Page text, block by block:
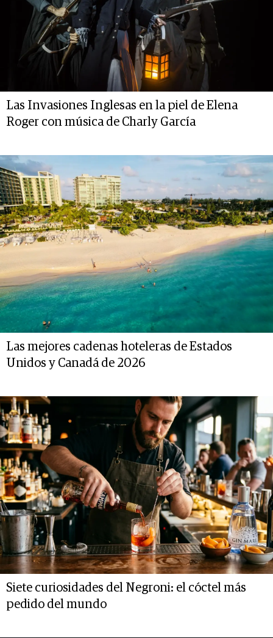
Las Invasiones Inglesas en la piel de Elena
Roger con música de Charly García
Las mejores cadenas hoteleras de Estados
Unidos y Canadá de 2026
Siete curiosidades del Negroni: el cóctel más
pedido del mundo